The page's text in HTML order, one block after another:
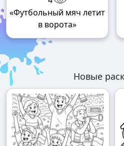
«Футбольный мяч летит
в ворота»
Новые